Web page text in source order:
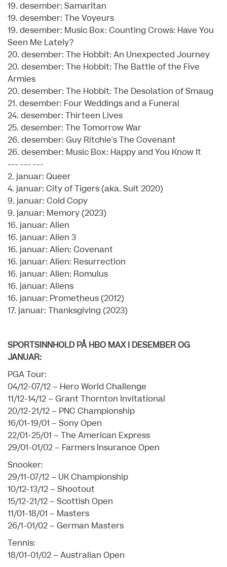
19. desember: Samaritan
19. desember: The Voyeurs
19. desember: Music Box: Counting Crows: Have You
Seen Me Lately?
20. desember: The Hobbit: An Unexpected Journey
20. desember: The Hobbit: The Battle of the Five
Armies
20. desember: The Hobbit: The Desolation of Smaug
21. desember: Four Weddings and a Funeral
24. desember: Thirteen Lives
25. desember: The Tomorrow War
26. desember: Guy Ritchie's The Covenant
26. desember: Music Box: Happy and You Know It
--- --- ---
2. januar: Queer
4. januar: City of Tigers (aka. Sult 2020)
9. januar: Cold Copy
9. januar: Memory (2023)
16. januar: Alien
16. januar: Alien 3
16. januar: Alien: Covenant
16. januar: Alien: Resurrection
16. januar: Alien: Romulus
16. januar: Aliens
16. januar: Prometheus (2012)
17. januar: Thanksgiving (2023)
SPORTSINNHOLD PÅ HBO MAX I DESEMBER OG
JANUAR:
PGA Tour:
04/12-07/12 – Hero World Challenge
11/12-14/12 – Grant Thornton Invitational
20/12-21/12 – PNC Championship
16/01-19/01 – Sony Open
22/01-25/01 – The American Express
29/01-01/02 – Farmers Insurance Open
Snooker:
29/11-07/12 – UK Championship
10/12-13/12 – Shootout
15/12-21/12 – Scottish Open
11/01-18/01 – Masters
26/1-01/02 – German Masters
Tennis:
18/01-01/02 – Australian Open